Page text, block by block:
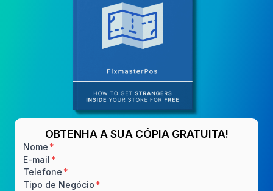
OBTENHA A SUA CÓPIA GRATUITA!
Nome
E-mail
Telefone
Tipo de Negócio